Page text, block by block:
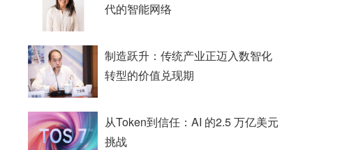
代的智能网络
制造跃升：传统产业正迈入数智化
转型的价值兑现期
从Token到信任：AI 的2.5 万亿美元
挑战